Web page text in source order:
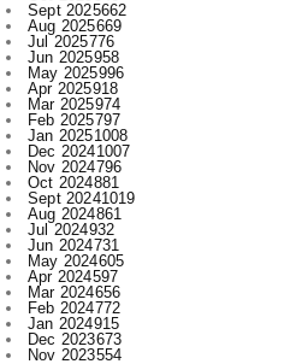
Apr 2025918
Mar 2025974
Feb 2025797
Jan 20251008
Dec 20241007
Nov 2024796
Oct 2024881
Sept 20241019
Aug 2024861
Jul 2024932
Jun 2024731
May 2024605
Apr 2024597
Mar 2024656
Feb 2024772
Jan 2024915
Dec 2023673
Nov 2023554
Oct 2023709
Sept 2023707
Aug 2023520
Jul 2023521